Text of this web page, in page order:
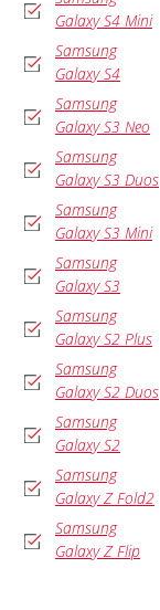
Galaxy S4 Mini
Samsung
Galaxy S4
Samsung
Galaxy S3 Neo
Samsung
Galaxy S3 Duos
Samsung
Galaxy S3 Mini
Samsung
Galaxy S3
Samsung
Galaxy S2 Plus
Samsung
Galaxy S2 Duos
Samsung
Galaxy S2
Samsung
Galaxy Z Fold2
Samsung
Galaxy Z Flip